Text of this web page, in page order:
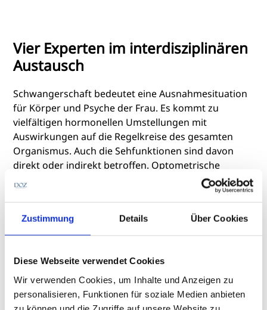
Zustimmung Details Über Cookies
Diese Webseite verwendet Cookies
Wir verwenden Cookies, um Inhalte und Anzeigen zu
personalisieren, Funktionen für soziale Medien anbieten
Vier Experten im interdisziplinären
Austausch
Schwangerschaft bedeutet eine Ausnahmesituation
für Körper und Psyche der Frau. Es kommt zu
vielfältigen hormonellen Umstellungen mit
Auswirkungen auf die Regelkreise des gesamten
Organismus. Auch die Sehfunktionen sind davon
direkt oder indirekt betroffen. Optometrische
Messwerte können sich vorübergehend oder
dauerhaft verändern. Auswirkungen auf die
sind zu bedenken und in die Beratung
einzubeziehen.
im Beratungsgespräch mit den Müttern eine
wichtige Rolle. Für ein kompetentes